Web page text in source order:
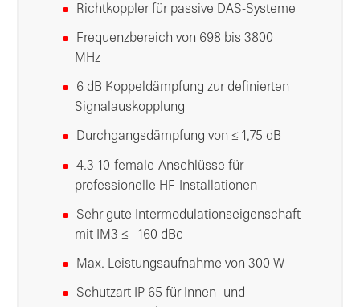
Richtkoppler für passive DAS-Systeme
Frequenzbereich von 698 bis 3800
MHz
6 dB Koppeldämpfung zur definierten
Signalauskopplung
Durchgangsdämpfung von ≤ 1,75 dB
4.3-10-female-Anschlüsse für
professionelle HF-Installationen
Sehr gute Intermodulationseigenschaft
mit IM3 ≤ –160 dBc
Max. Leistungsaufnahme von 300 W
Schutzart IP 65 für Innen- und